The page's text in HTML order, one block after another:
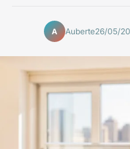
A Auberte26/05/